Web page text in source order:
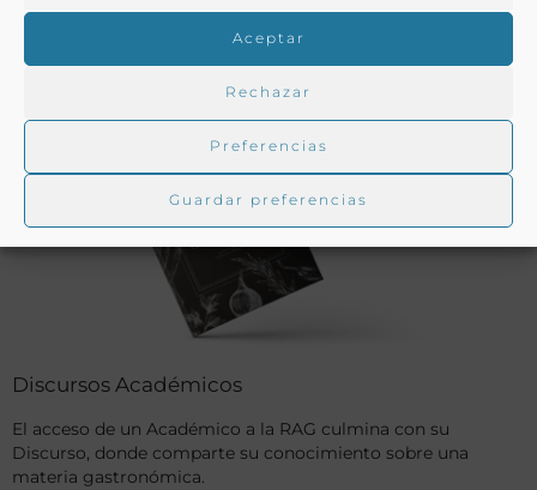
Aceptar
Rechazar
Preferencias
Guardar preferencias
Discursos Académicos
El acceso de un Académico a la RAG culmina con su
Discurso, donde comparte su conocimiento sobre una
materia gastronómica.